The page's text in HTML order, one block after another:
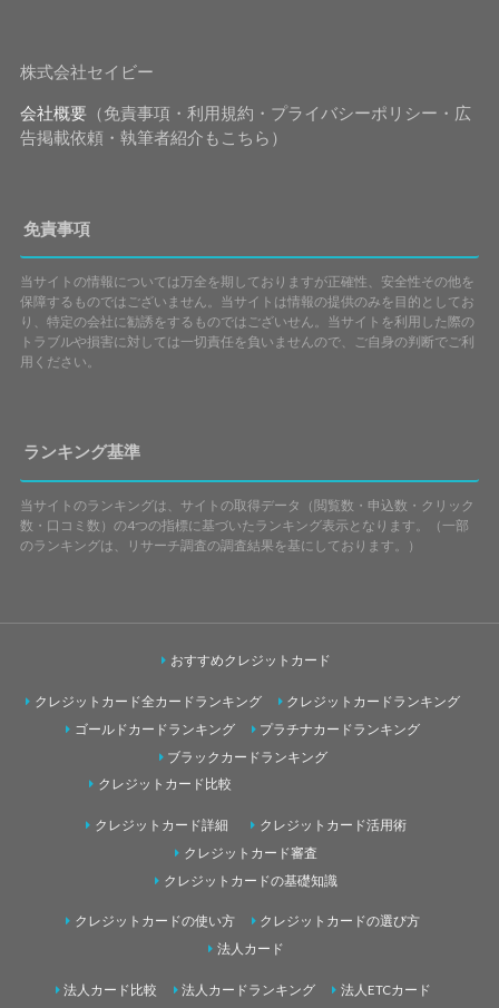
株式会社セイビー
会社概要（免責事項・利用規約・プライバシーポリシー・広
告掲載依頼・執筆者紹介もこちら）
免責事項
当サイトの情報については万全を期しておりますが正確性、安全性その他を
保障するものではございません。当サイトは情報の提供のみを目的としてお
り、特定の会社に勧誘をするものではございせん。当サイトを利用した際の
トラブルや損害に対しては一切責任を負いませんので、ご自身の判断でご利
用ください。
ランキング基準
当サイトのランキングは、サイトの取得データ（閲覧数・申込数・クリック
数・口コミ数）の4つの指標に基づいたランキング表示となります。（一部
のランキングは、リサーチ調査の調査結果を基にしております。）
おすすめクレジットカード
クレジットカード全カードランキング
クレジットカードランキング
ゴールドカードランキング
プラチナカードランキング
ブラックカードランキング
クレジットカード比較
クレジットカード詳細
クレジットカード活用術
クレジットカード審査
クレジットカードの基礎知識
クレジットカードの使い方
クレジットカードの選び方
法人カード
法人カード比較 法人カードランキング 法人ETCカード